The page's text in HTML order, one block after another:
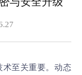
术至关重要。动态